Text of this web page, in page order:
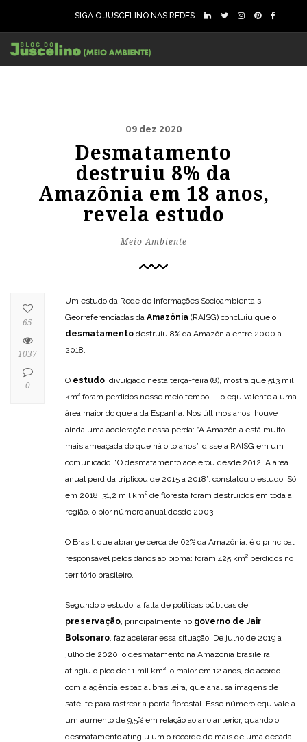
SIGA O JUSCELINO NAS REDES
09 dez 2020
Desmatamento
destruiu 8% da
Amazônia em 18 anos,
revela estudo
Meio Ambiente
Um estudo da Rede de Informações Socioambientais
Georreferenciadas da Amazônia (RAISG) concluiu que o
desmatamento destruiu 8% da Amazônia entre 2000 a
2018.
O estudo, divulgado nesta terça-feira (8), mostra que 513 mil
km² foram perdidos nesse meio tempo — o equivalente a uma
área maior do que a da Espanha. Nos últimos anos, houve
ainda uma aceleração nessa perda: “A Amazônia está muito
mais ameaçada do que há oito anos”, disse a RAISG em um
comunicado. “O desmatamento acelerou desde 2012. A área
anual perdida triplicou de 2015 a 2018”, constatou o estudo. Só
em 2018, 31,2 mil km² de floresta foram destruídos em toda a
região, o pior número anual desde 2003.
O Brasil, que abrange cerca de 62% da Amazônia, é o principal
responsável pelos danos ao bioma: foram 425 km² perdidos no
território brasileiro.
Segundo o estudo, a falta de políticas públicas de
preservação, principalmente no governo de Jair
Bolsonaro, faz acelerar essa situação. De julho de 2019 a
julho de 2020, o desmatamento na Amazônia brasileira
atingiu o pico de 11 mil km², o maior em 12 anos, de acordo
com a agência espacial brasileira, que analisa imagens de
satélite para rastrear a perda florestal. Esse número equivale a
um aumento de 9,5% em relação ao ano anterior, quando o
desmatamento atingiu um o recorde de mais de uma década.
65
1037
0